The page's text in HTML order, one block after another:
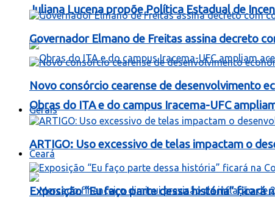
Juliana Lucena propõe Política Estadual de
Obras do ITA e do campus Iracema-UFC
Ceará
Governador Elmano de Freitas assina decreto
Novo consórcio cearense de desenvolvimento
Gerais
ARTIGO: Uso excessivo de telas impactam o
Exposição “Eu faço parte dessa história” ficará